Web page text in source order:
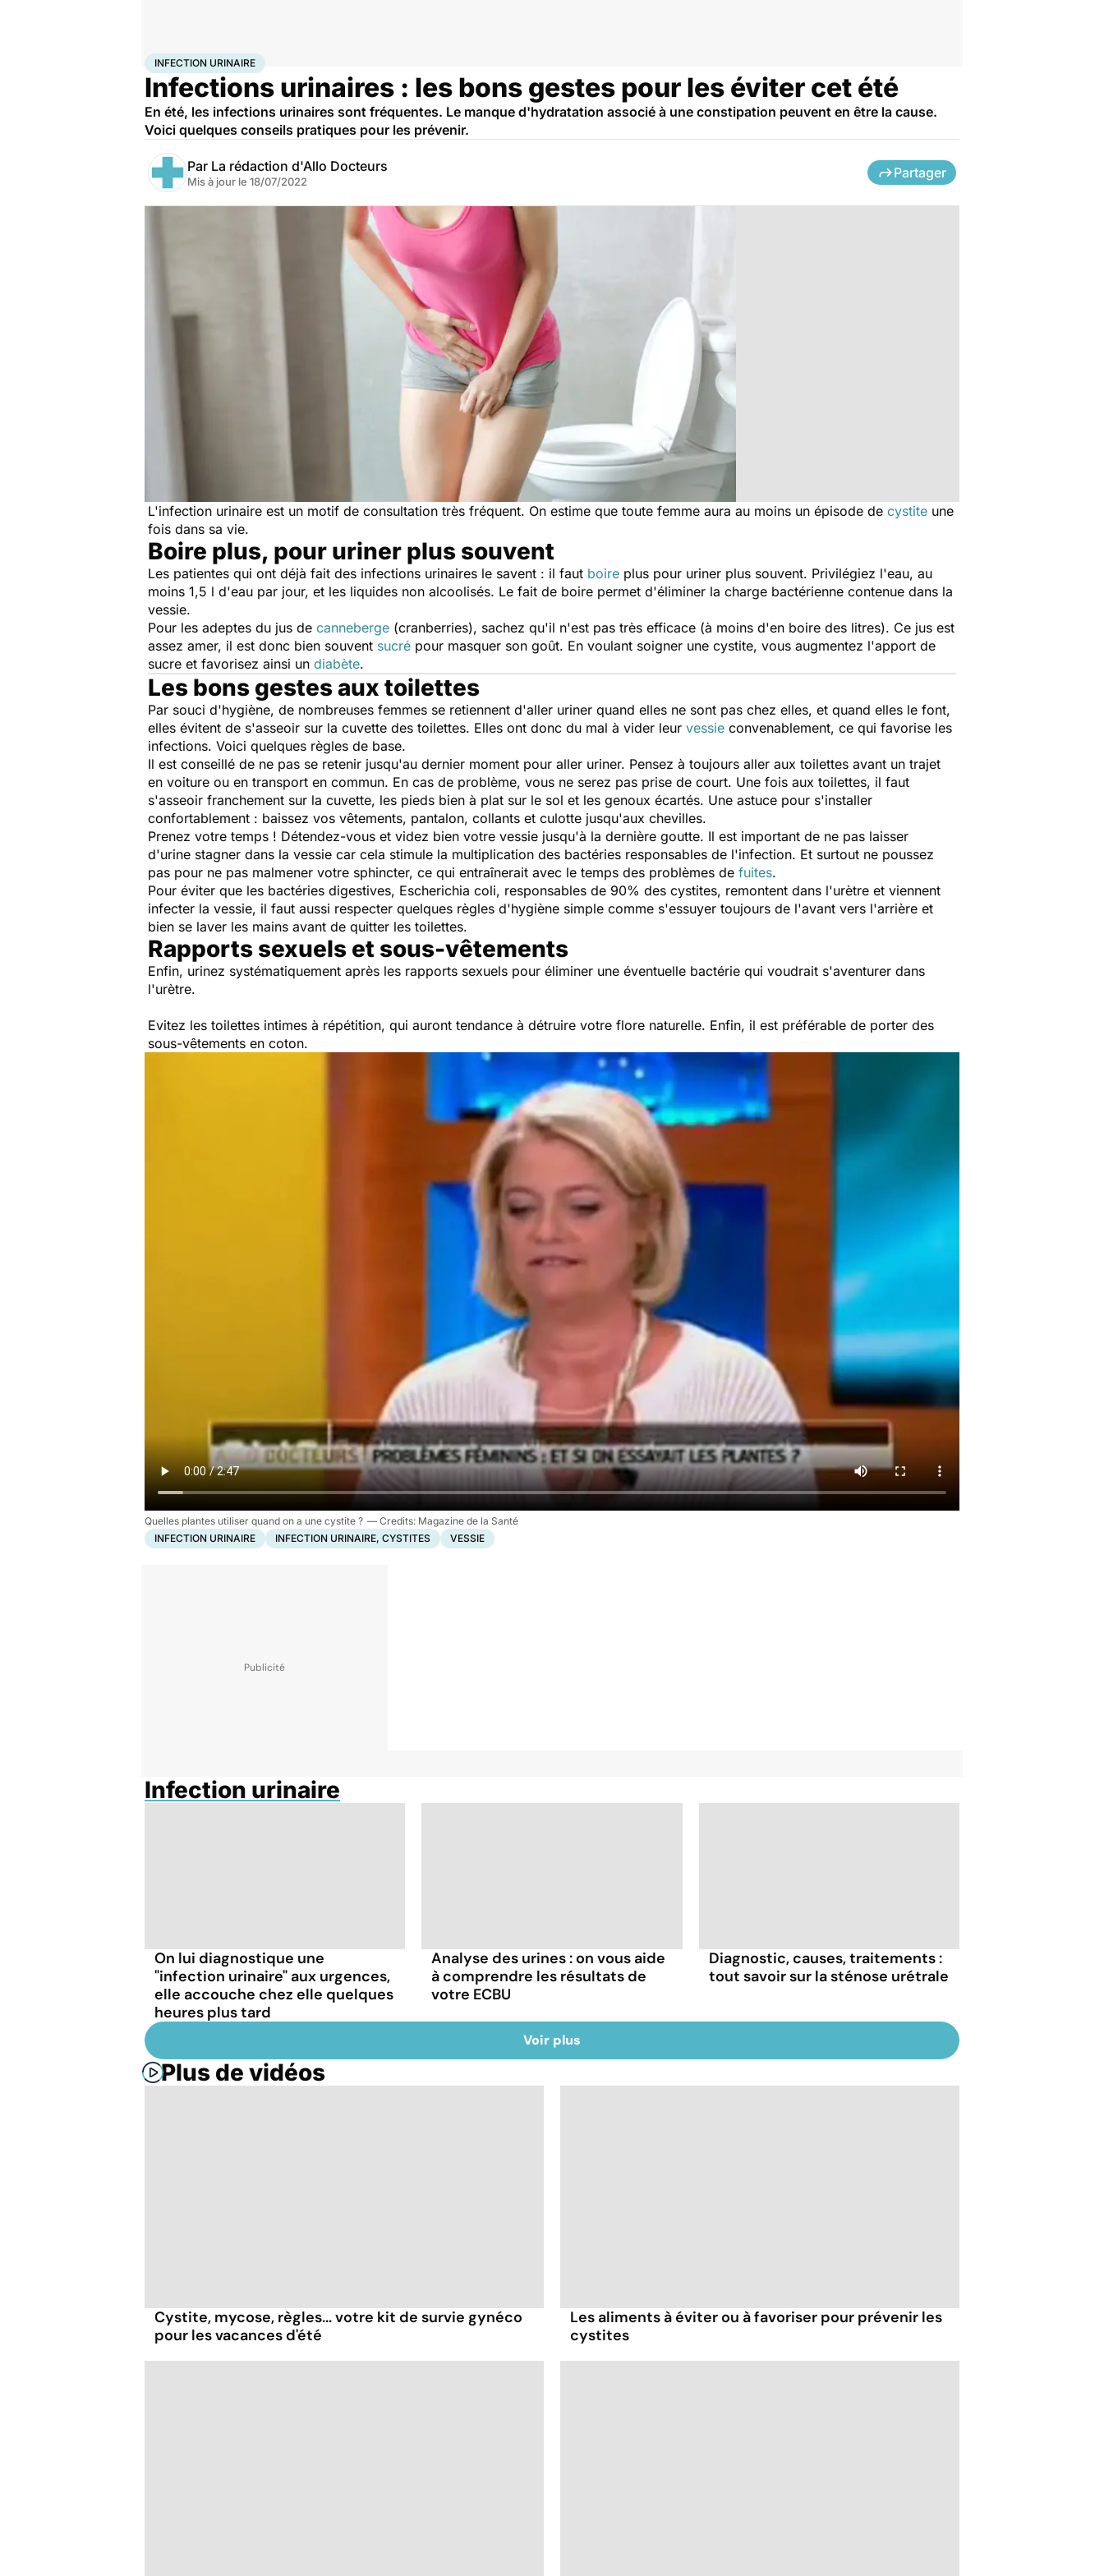
AccueilSantéInfection urinaire
INFECTION URINAIRE
Infections urinaires : les bons gestes pour les éviter cet été
En été, les infections urinaires sont fréquentes. Le manque d'hydratation associé à une constipation peuvent en être la cause.
Voici quelques conseils pratiques pour les prévenir.
Par La rédaction d'Allo Docteurs
Mis à jour le 18/07/2022
Partager
L'infection urinaire est un motif de consultation très fréquent. On estime que toute femme aura au moins un épisode de cystite une
fois dans sa vie.
Boire plus, pour uriner plus souvent
Les patientes qui ont déjà fait des infections urinaires le savent : il faut boire plus pour uriner plus souvent. Privilégiez l'eau, au
moins 1,5 l d'eau par jour, et les liquides non alcoolisés. Le fait de boire permet d'éliminer la charge bactérienne contenue dans la
vessie.
Pour les adeptes du jus de canneberge (cranberries), sachez qu'il n'est pas très efficace (à moins d'en boire des litres). Ce jus est
assez amer, il est donc bien souvent sucré pour masquer son goût. En voulant soigner une cystite, vous augmentez l'apport de
sucre et favorisez ainsi un diabète.
Les bons gestes aux toilettes
Par souci d'hygiène, de nombreuses femmes se retiennent d'aller uriner quand elles ne sont pas chez elles, et quand elles le font,
elles évitent de s'asseoir sur la cuvette des toilettes. Elles ont donc du mal à vider leur vessie convenablement, ce qui favorise les
infections. Voici quelques règles de base.
Il est conseillé de ne pas se retenir jusqu'au dernier moment pour aller uriner. Pensez à toujours aller aux toilettes avant un trajet
en voiture ou en transport en commun. En cas de problème, vous ne serez pas prise de court. Une fois aux toilettes, il faut
s'asseoir franchement sur la cuvette, les pieds bien à plat sur le sol et les genoux écartés. Une astuce pour s'installer
confortablement : baissez vos vêtements, pantalon, collants et culotte jusqu'aux chevilles.
Prenez votre temps ! Détendez-vous et videz bien votre vessie jusqu'à la dernière goutte. Il est important de ne pas laisser
d'urine stagner dans la vessie car cela stimule la multiplication des bactéries responsables de l'infection. Et surtout ne poussez
pas pour ne pas malmener votre sphincter, ce qui entraînerait avec le temps des problèmes de fuites.
Pour éviter que les bactéries digestives, Escherichia coli, responsables de 90% des cystites, remontent dans l'urètre et viennent
infecter la vessie, il faut aussi respecter quelques règles d'hygiène simple comme s'essuyer toujours de l'avant vers l'arrière et
bien se laver les mains avant de quitter les toilettes.
Rapports sexuels et sous-vêtements
Enfin, urinez systématiquement après les rapports sexuels pour éliminer une éventuelle bactérie qui voudrait s'aventurer dans
l'urètre.
Evitez les toilettes intimes à répétition, qui auront tendance à détruire votre flore naturelle. Enfin, il est préférable de porter des
sous-vêtements en coton.
Quelles plantes utiliser quand on a une cystite ?
Magazine de la Santé
INFECTION URINAIRE
INFECTION URINAIRE, CYSTITES VESSIE
Infection urinaire
On lui diagnostique une
"infection urinaire" aux urgences,
elle accouche chez elle quelques
heures plus tard
Analyse des urines : on vous aide
à comprendre les résultats de
votre ECBU
Diagnostic, causes, traitements :
tout savoir sur la sténose urétrale
Voir plus
Plus de vidéos
Cystite, mycose, règles... votre kit de survie gynéco
pour les vacances d'été
Les aliments à éviter ou à favoriser pour prévenir les
cystites